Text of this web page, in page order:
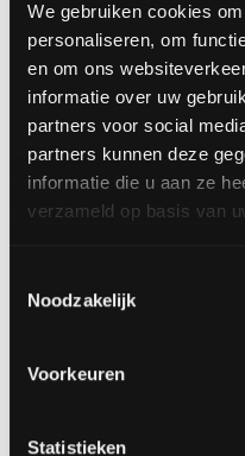
We gebruiken cookies
personaliseren, om
en om ons
informatie over uw
partners voor social
partners kunnen deze
informatie die u aan ze
verzameld op basis van
Noodzakelijk
Voorkeuren
Statistieken
Aluhal 10 x 20
€1,350.00 excl. BTW,€
Vragen? Stel ze